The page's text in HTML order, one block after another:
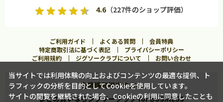
カートに入れる
4.6（227件のショップ評価）
ご利用ガイド よくある質問
会員特典
特定商取引法に基づく表記
プライバシーポリシー
ご利用規約
ジグソークラブについて お問い合わせ
企業購買担当の方へ
まとめ買いならジグソークラブ for BUSINESS
当サイトでは利用体験の向上およびコンテンツの最適な提供、ト
ラフィックの分析を目的としてCookieを使用しています。
サイトの閲覧を継続された場合、Cookieの利用に同意したことも